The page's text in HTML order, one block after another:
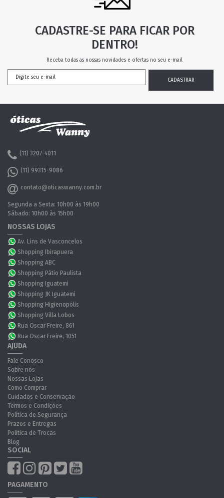
CADASTRE-SE PARA FICAR POR
DENTRO!
Receba todas as nossas novidades e ofertas no seu e-mail
(11) 3207-4011
(11) 99315-9086
contato@oticaswanny.com.br
Segunda a Sexta: 10h00 às 19h00
Sábado: 10h00 às 15h00
NOSSAS LOJAS
Av. Lins de Vasconcelos
Shopping Ibirapuera
Shopping ABC
Shopping Pátio Paulista
Shopping Iguatemi
Shopping JK Iguatemi
Shopping Higienopólis
Shopping Villa Lobos
Rua Oscar Freire, 861
Rua Oscar Freire, 1051
AJUDA
Fale Conosco
Sobre nós
Nossas Lojas
Como Comprar
Cuidados e Conservação
Termos e Condições
Política de Segurança
Prazos e Entregas
Política de Trocas
Blog
SOCIAL
PAGAMENTO